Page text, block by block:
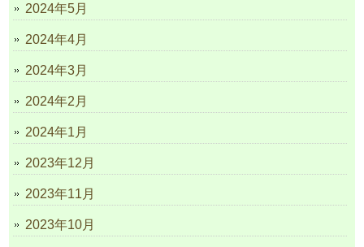
2024年5月
2024年4月
2024年3月
2024年2月
2024年1月
2023年12月
2023年11月
2023年10月